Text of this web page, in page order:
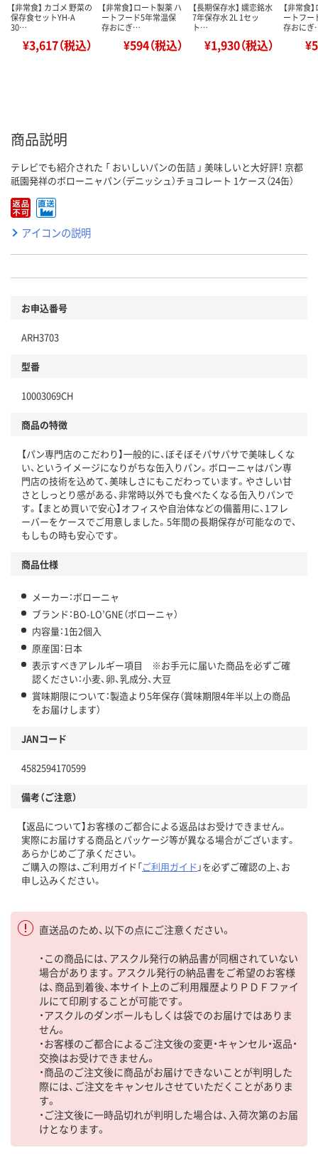
【非常食】 カゴメ 野菜の
保存食セットYH-A
30…
¥3,617（税込）
【非常食】ロート製薬 ハ
ートフード5年常温保
存おにぎ…
¥594（税込）
【長期保存水】 嬬恋銘水
7年保存水 2L 1セッ
ト…
¥1,930（税込）
【非常食
ートフー
存おに
商品説明
テレビでも紹介された 「 おいしいパンの缶詰 」 美味しいと大好評！ 京都
祇園発祥のボローニャパン（デニッシュ）チョコレート 1ケース（24缶）
アイコンの説明
お申込番号
ARH3703
型番
10003069CH
商品の特徴
【パン専門店のこだわり】一般的に、ぼそぼそパサパサで美味しくな
い、というイメージになりがちな缶入りパン。ボローニャはパン専
門店の技術を込めて、美味しさにもこだわっています。やさしい甘
さとしっとり感がある、非常時以外でも食べたくなる缶入りパンで
す。【まとめ買いで安心】オフィスや自治体などの備蓄用に、1フレ
ーバーをケースでご用意しました。5年間の長期保存が可能なので、
もしもの時も安心です。
商品仕様
メーカー：ボローニャ
ブランド：BO-LO’GNE（ボローニャ）
内容量：1缶2個入
原産国：日本
表示すべきアレルギー項目 ※お手元に届いた商品を必ずご確
認ください：小麦、卵、乳成分、大豆
賞味期限について：製造より5年保存（賞味期限4年半以上の商品
をお届けします）
JANコード
4582594170599
備考（ご注意）
【返品について】お客様のご都合による返品はお受けできません。
実際にお届けする商品とパッケージ等が異なる場合がございます。
あらかじめご了承ください。
ご購入の際は、ご利用ガイド「ご利用ガイド 」を必ずご確認の上、お
申し込みください。
直送品のため、以下の点にご注意ください。
・この商品には、アスクル発行の納品書が同梱されていない
場合があります。アスクル発行の納品書をご希望のお客様
は、商品到着後、本サイト上のご利用履歴よりＰＤＦファイ
ルにて印刷することが可能です。
・アスクルのダンボールもしくは袋でのお届けではありま
せん。
・お客様のご都合によるご注文後の変更・キャンセル・返品・
交換はお受けできません。
・商品のご注文後に商品がお届けできないことが判明した
際には、ご注文をキャンセルさせていただくことがありま
す。
・ご注文後に一時品切れが判明した場合は、入荷次第のお届
けとなります。